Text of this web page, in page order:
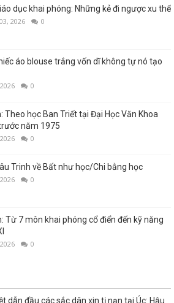
dục khai phóng: Những kẻ đi ngược xu thế
2026 0
áo blouse trắng vốn dĩ không tự nó tạo
0
Theo học Ban Triết tại Đại Học Văn Khoa
năm 1975
0
Trinh về Bất như học/Chi bằng học
0
Từ 7 môn khai phóng cổ điển đến kỹ năng
0
dẫn đầu các sắc dân xin tị nạn tại Úc: Hậu